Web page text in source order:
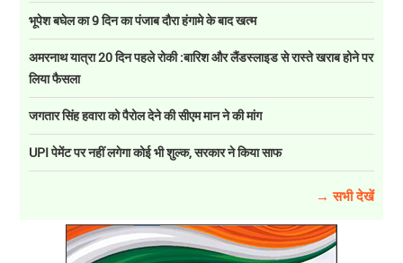
भूपेश बघेल का 9 दिन का पंजाब दौरा हंगामे के बाद खत्म
अमरनाथ यात्रा 20 दिन पहले रोकी :बारिश और लैंडस्लाइड से रास्ते खराब होने पर
लिया फैसला
जगतार सिंह हवारा को पैरोल देने की सीएम मान ने की मांग
UPI पेमेंट पर नहीं लगेगा कोई भी शुल्क, सरकार ने किया साफ
→ सभी देखें